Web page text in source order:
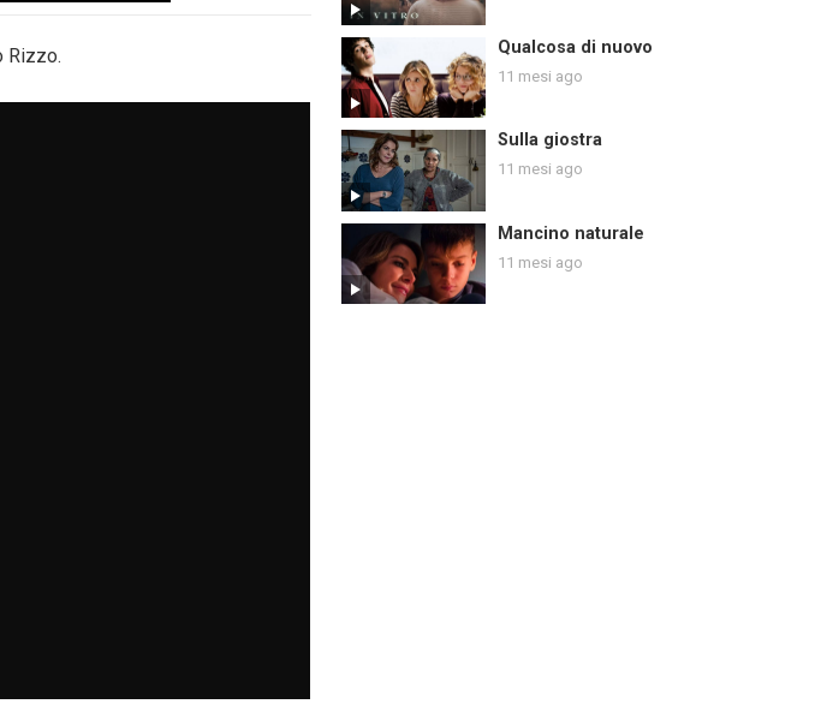
Rizzo. Qualcosa di nuovo
11 mesi ago
Sulla giostra
11 mesi ago
Mancino naturale
11 mesi ago